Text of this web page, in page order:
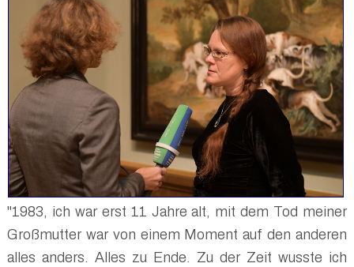
"1983, ich war erst 11 Jahre alt, mit dem Tod meiner
Großmutter war von einem Moment auf den anderen
alles anders. Alles zu Ende. Zu der Zeit wusste ich